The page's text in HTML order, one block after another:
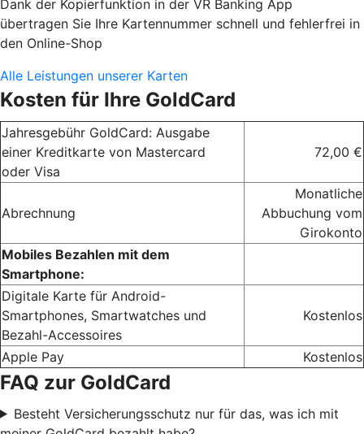
Dank der Kopierfunktion in der VR Banking App
übertragen Sie Ihre Kartennummer schnell und fehlerfrei in
den Online-Shop
Alle Leistungen unserer Karten
Kosten für Ihre GoldCard
Jahresgebühr GoldCard: Ausgabe
einer Kreditkarte von Mastercard
oder Visa
72,00 €
Abrechnung
Monatliche
Abbuchung vom
Girokonto
Mobiles Bezahlen mit dem
Smartphone:
Digitale Karte für Android-
Smartphones, Smartwatches und
Bezahl-Accessoires
Kostenlos
Apple Pay Kostenlos
FAQ zur GoldCard
Besteht Versicherungsschutz nur für das, was ich mit